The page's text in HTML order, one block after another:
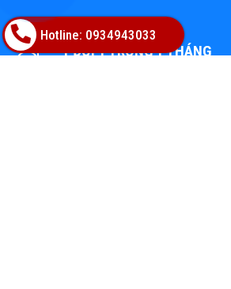
1 ĐỔI 1 TRONG 1 THÁNG
Hotline: 0934943033